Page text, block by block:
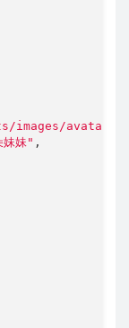
images/
妹妹" ,